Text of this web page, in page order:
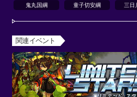
鬼丸国綱 童子切安綱 三日
関連イベント